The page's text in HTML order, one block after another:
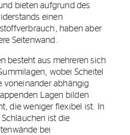
bieten aufgrund des
einen
haben aber
Seitenwand.
besteht aus mehreren sich
wobei Scheitel
voneinander abhängig
Lagen bilden
die weniger flexibel ist. In
ist die
bei